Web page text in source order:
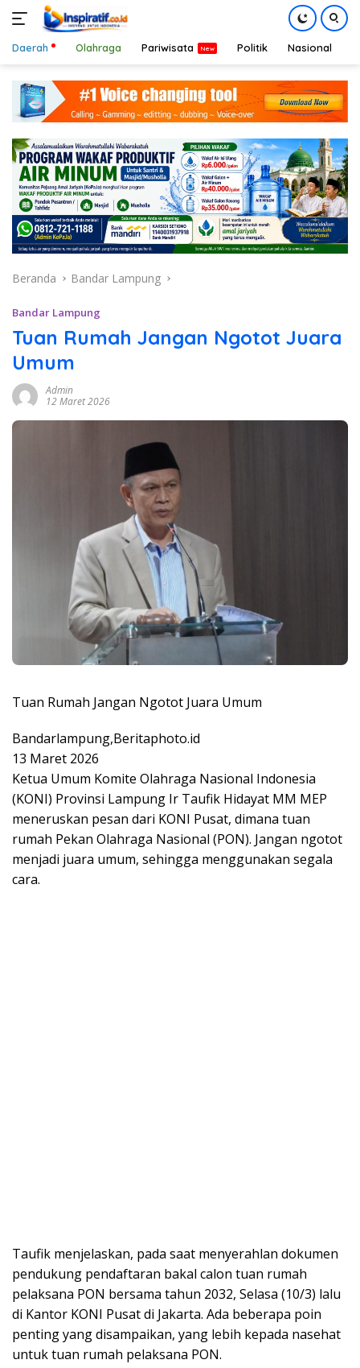
konten
Daerah Olahraga Pariwisata Politik Nasional
Beranda Bandar Lampung
Bandar Lampung
Tuan Rumah Jangan Ngotot Juara
Umum
Admin
12 Maret 2026
Tuan Rumah Jangan Ngotot Juara Umum
Bandarlampung,Beritaphoto.id
13 Maret 2026
Ketua Umum Komite Olahraga Nasional Indonesia
(KONI) Provinsi Lampung Ir Taufik Hidayat MM MEP
meneruskan pesan dari KONI Pusat, dimana tuan
rumah Pekan Olahraga Nasional (PON). Jangan ngotot
menjadi juara umum, sehingga menggunakan segala
cara.
Taufik menjelaskan, pada saat menyerahlan dokumen
pendukung pendaftaran bakal calon tuan rumah
pelaksana PON bersama tahun 2032, Selasa (10/3) lalu
di Kantor KONI Pusat di Jakarta. Ada beberapa poin
penting yang disampaikan, yang lebih kepada nasehat
untuk tuan rumah pelaksana PON.